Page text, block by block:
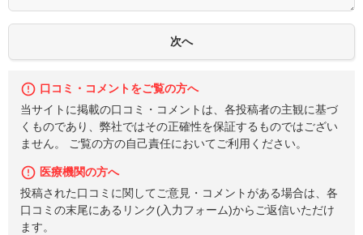
口コミ・コメントをご覧の方へ
当サイトに掲載の口コミ・コメントは、各投稿者の主観に基づ
くものであり、弊社ではその正確性を保証するものではござい
ません。 ご覧の方の自己責任においてご利用ください。
医療機関の方へ
投稿された口コミに関してご意見・コメントがある場合は、各
口コミの末尾にあるリンク(入力フォーム)からご返信いただけ
ます。